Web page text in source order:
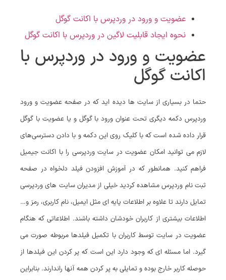
عضویت و ورود در وردپرس با اکانت گوگل
نحوه ایجاد قابلیت لاگین در وردپرس با اکانت گوگل
عضویت و ورود در وردپرس با
اکانت گوگل
حتما در بسیاری از سایت‌ ها دیده اید که در صفحه عضویت و ورود
وردپرس دکمه دیگری تحت عنوان ورود با گوگل و یا عضویت با گوگل
قرار داده شده است که با کلیک روی این دکمه و با دادن دسترسی‌های
لازم می توانید امکان عضویت در سایت وردپرسی را با اکانت جیمیل
فراهم کنید. همانطور که در آموزش افزودن فیلد دلخواه در صفحه
ثبت نام وردپرس مشاهده کردید خیلی از مدیران سایت‌ های وردپرسی
تمایل دارند تا علاوه بر اطلاعات پایه‌ ای مثل ایمیل، نام کاربری، رمز و…
اطلاعات بیشتری از کاربران خودشان داشته باشند. اطلاعاتی که هنگام
عضویت در سایت توسط کاربران با تکمیل فیلدها مربوطه صورت می
گیرد. اما مسئله‌ ای که وجود دارد این است که پر کردن این فیلدها از
حوصله کاربر خارج بوده و تمایلی به پر کردن همه آنها راندارند. بنابراین